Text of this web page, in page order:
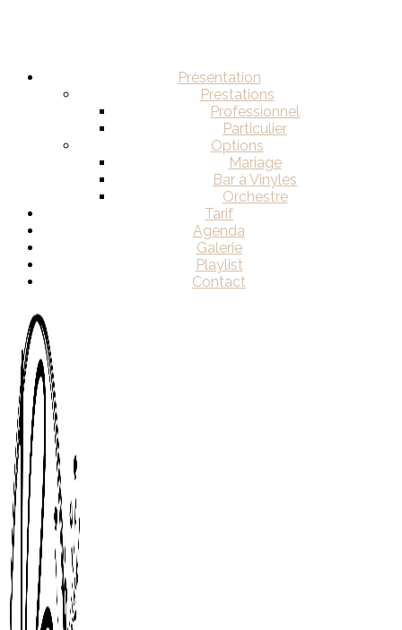
Présentation
Prestations
Professionnel
Particulier
Options
Mariage
Bar à Vinyles
Orchestre
Tarif
Agenda
Galerie
Playlist
Contact